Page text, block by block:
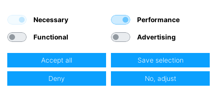
Necessary Performance
Functional Advertising
Accept all Save selection
Deny No, adjust